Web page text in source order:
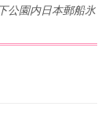
公園内日本郵船氷